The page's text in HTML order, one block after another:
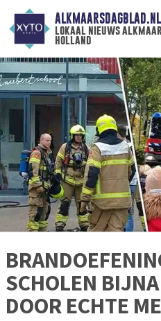
ALKMAARSDAGBLAD.NL
lokaal nieuws
holland
SCHOLEN
DOOR ECHTE